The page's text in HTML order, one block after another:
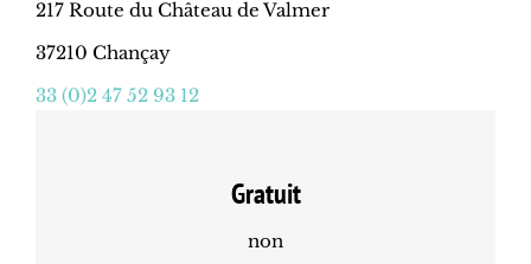
217 Route du Château de Valmer
37210 Chançay
33 (0)2 47 52 93 12
Gratuit
non